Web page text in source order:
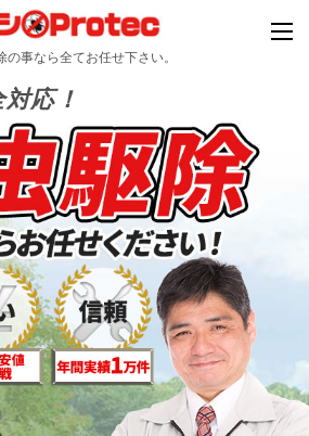
の事なら全てお任せ下さい。
応！